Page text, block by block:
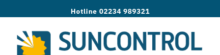
springen
Hotline 02234 989321